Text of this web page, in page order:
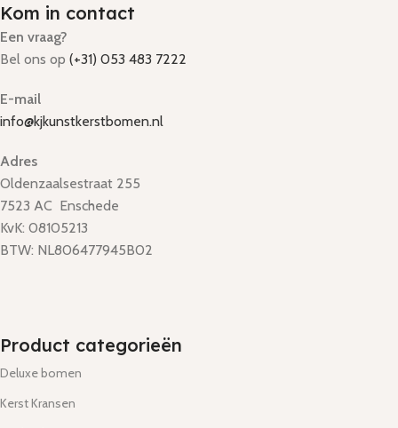
Kom in contact
Een vraag?
Bel ons op (+31) 053 483 7222
E-mail
info@kjkunstkerstbomen.nl
Adres
Oldenzaalsestraat 255
7523 AC Enschede
KvK: 08105213
BTW: NL806477945B02
Product categorieën
Deluxe bomen
Kerst Kransen